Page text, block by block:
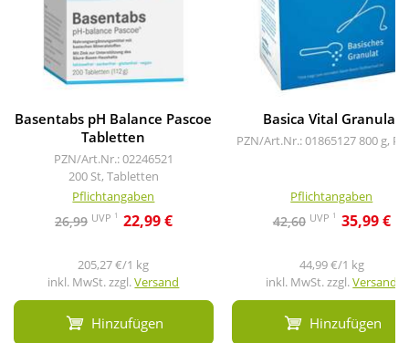
Basentabs pH Balance Pascoe
Tabletten
PZN/Art.Nr.: 02246521
200 St, Tabletten
Pflichtangaben
26,99 UVP 1 22,99 €
205,27 €/1 kg
inkl. MwSt. zzgl.Versand
Hinzufügen
Basica Vital Granulat
PZN/Art.Nr.: 01865127800 g,
Pflichtangaben
42,60 UVP 1 35,99 €
44,99 €/1 kg
inkl. MwSt. zzgl.Versand
Hinzufügen